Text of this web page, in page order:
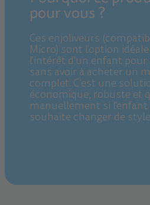
pour vous ?
Ces enjoliveurs
Micro) sont l'option
l'intérêt d'un enfant
sans avoir à acheter un
complet. C'est une
économique, robuste et
manuellement si
souhaite changer de